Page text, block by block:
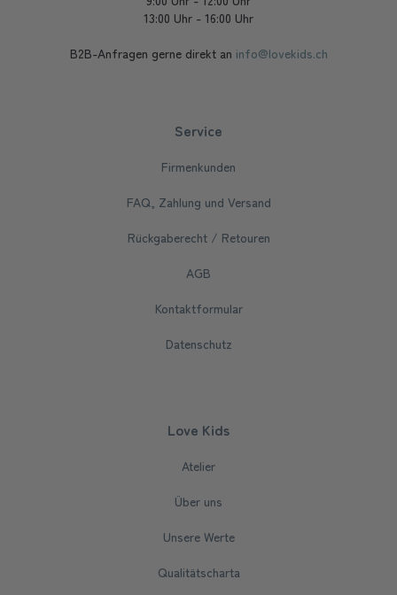
13:00 Uhr - 16:00 Uhr
B2B-Anfragen gerne direkt an info@lovekids.ch
Service
Firmenkunden
FAQ, Zahlung und Versand
Rückgaberecht / Retouren
AGB
Kontaktformular
Datenschutz
Love Kids
Atelier
Über uns
Unsere Werte
Qualitätscharta